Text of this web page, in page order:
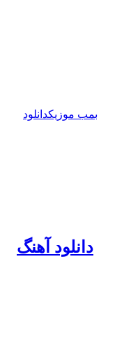
بمب موزیکدانلود
دانلود آهنگ